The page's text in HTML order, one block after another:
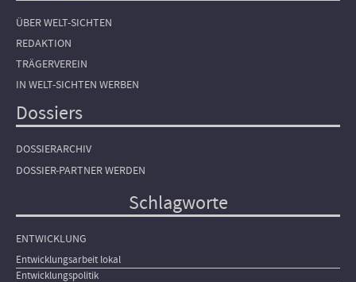
ÜBER WELT-SICHTEN
REDAKTION
TRÄGERVEREIN
IN WELT-SICHTEN WERBEN
Dossiers
DOSSIERARCHIV
DOSSIER-PARTNER WERDEN
Schlagworte
ENTWICKLUNG
Entwicklungsarbeit lokal
Entwicklungspolitik